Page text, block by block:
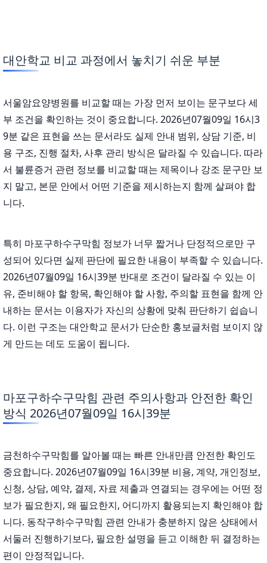
대안학교 비교 과정에서 놓치기 쉬운 부분
서울암요양병원를 비교할 때는 가장 먼저 보이는 문구보다 세
부 조건을 확인하는 것이 중요합니다. 2026년07월09일 16시3
9분 같은 표현을 쓰는 문서라도 실제 안내 범위, 상담 기준, 비
용 구조, 진행 절차, 사후 관리 방식은 달라질 수 있습니다. 따라
서 불륜증거 관련 정보를 비교할 때는 제목이나 강조 문구만 보
지 말고, 본문 안에서 어떤 기준을 제시하는지 함께 살펴야 합
니다.
특히 마포구하수구막힘 정보가 너무 짧거나 단정적으로만 구
성되어 있다면 실제 판단에 필요한 내용이 부족할 수 있습니다.
2026년07월09일 16시39분 반대로 조건이 달라질 수 있는 이
유, 준비해야 할 항목, 확인해야 할 사항, 주의할 표현을 함께 안
내하는 문서는 이용자가 자신의 상황에 맞춰 판단하기 쉽습니
다. 이런 구조는 대안학교 문서가 단순한 홍보글처럼 보이지 않
게 만드는 데도 도움이 됩니다.
마포구하수구막힘 관련 주의사항과 안전한 확인
방식 2026년07월09일 16시39분
금천하수구막힘를 알아볼 때는 빠른 안내만큼 안전한 확인도
중요합니다. 2026년07월09일 16시39분 비용, 계약, 개인정보,
신청, 상담, 예약, 결제, 자료 제출과 연결되는 경우에는 어떤 정
보가 필요한지, 왜 필요한지, 어디까지 활용되는지 확인해야 합
니다. 동작구하수구막힘 관련 안내가 충분하지 않은 상태에서
서둘러 진행하기보다, 필요한 설명을 듣고 이해한 뒤 결정하는
편이 안정적입니다.